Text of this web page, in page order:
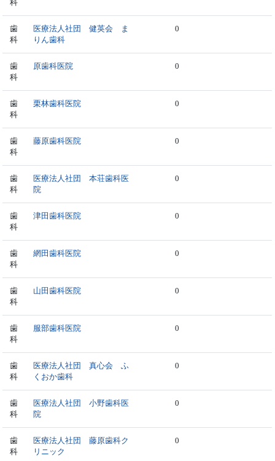
科
歯
科
医療法人社団 健英会 ま
りん歯科
0
歯
科
原歯科医院 0
歯
科
栗林歯科医院 0
歯
科
藤原歯科医院 0
歯
科
医療法人社団 本荘歯科医
院
0
歯
科
津田歯科医院 0
歯
科
網田歯科医院 0
歯
科
山田歯科医院 0
歯
科
服部歯科医院 0
歯
科
医療法人社団 真心会 ふ
くおか歯科
0
歯
科
医療法人社団 小野歯科医
院
0
歯
科
医療法人社団 藤原歯科ク
リニック
0